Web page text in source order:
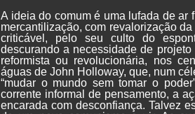
A ideia do comum é uma lufada de ar
mercantilização, com revalorização
criticável, pelo seu culto do
descurando a necessidade de
reformista ou revolucionária, nos
águas de John Holloway, que, num
“mudar o mundo sem tomar o
corrente informal de pensamento, a
encarada com desconfiança. Talvez